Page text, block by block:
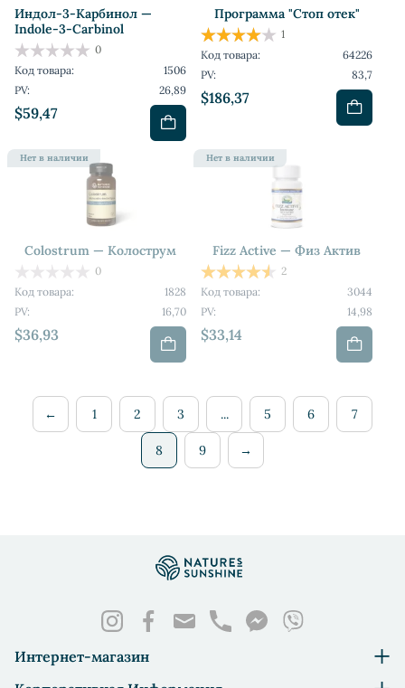
Индoл-3-Карбинол —
Indole-3-Carbinol
$59,47
0
Код товара:
1506
PV:
26,89
Программа "Стоп отек"
$186,37
1
Код товара:
64226
PV:
83,7
Нет в наличии
Colostrum — Колострум
$36,93
0
Код товара:
1828
PV:
16,70
Нет в наличии
Fizz Active — Физ Актив
$33,14
2
Код товара:
3044
PV:
14,98
← 1 2 3 ... 5 6 7
8 9 →
Интернет-магазин